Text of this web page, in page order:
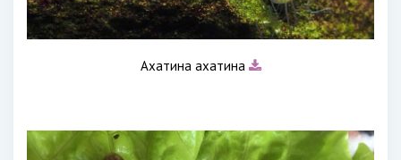
Ахатина ахатина